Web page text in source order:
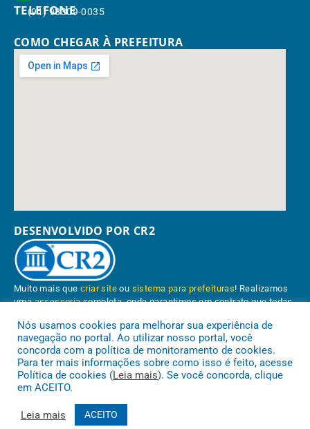
TELEFONE
(91) 98309-0035
COMO CHEGAR À PREFEITURA
DESENVOLVIDO POR CR2
Muito mais quecriar site ou sistema para prefeituras! Realizamos
umaassessoriacompleta, onde garantimos em contrato que todas
Conheça oPNTP e oRadar da Transparência Pública
Nós usamos cookies para melhorar sua experiência de
navegação no portal. Ao utilizar nosso portal, você
concorda com a política de monitoramento de cookies.
Para ter mais informações sobre como isso é feito, acesse
Política de cookies (Leia mais). Se você concorda, clique
em ACEITO.
Leia mais ACEITO